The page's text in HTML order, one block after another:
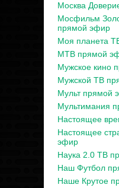
Москва
Мосфильм
прямой эфир
Моя планета
МТВ прямой
Мужское кино
Мужской ТВ
Мульт прямой
Мультимания
Настоящее
Настоящее
эфир
Наука 2.0 ТВ
Наш Футбол
Наше Крутое